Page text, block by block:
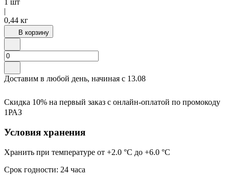
1 шт
|
0,44 кг
В корзину
Доставим в любой день, начиная с 13.08
Скидка 10% на первый заказ с онлайн-оплатой по промокоду
1РАЗ
Условия хранения
Хранить при температуре от +2.0 °С до +6.0 °С
Срок годности: 24 часа